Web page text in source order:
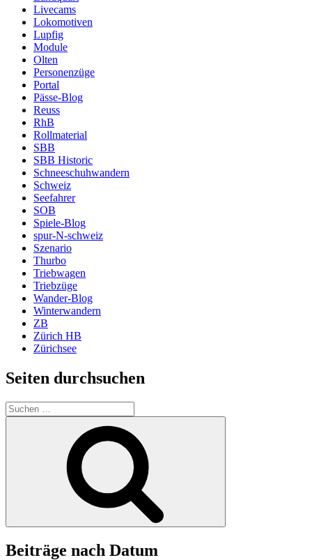
Livecams
Lokomotiven
Lupfig
Module
Olten
Personenzüge
Portal
Pässe-Blog
Reuss
RhB
Rollmaterial
SBB
SBB Historic
Schneeschuhwandern
Schweiz
Seefahrer
SOB
Spiele-Blog
spur-N-schweiz
Szenario
Thurbo
Triebwagen
Triebzüge
Wander-Blog
Winterwandern
ZB
Zürich HB
Zürichsee
Seiten durchsuchen
Suchen
nach:
Beiträge nach Datum